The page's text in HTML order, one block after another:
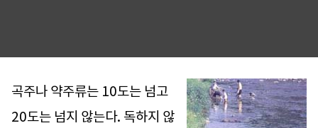
곡주나 약주류는 10도는 넘고
20도는 넘지 않는다. 독하지 않